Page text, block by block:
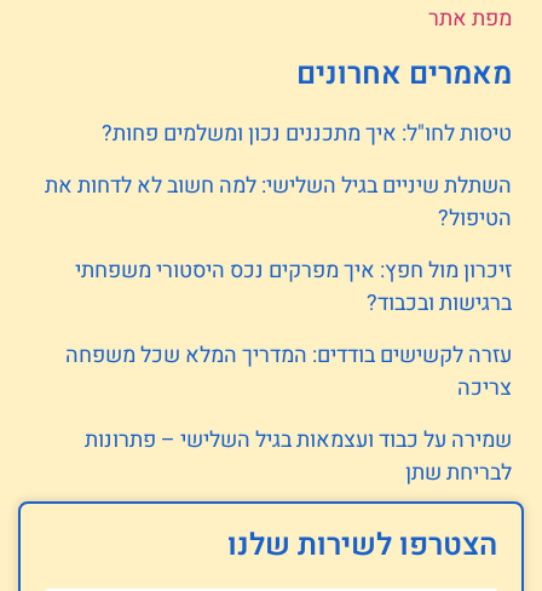
מפת אתר
מאמרים אחרונים
טיסות לחו"ל: איך מתכננים נכון ומשלמים פחות?
השתלת שיניים בגיל השלישי: למה חשוב לא לדחות את
הטיפול?
זיכרון מול חפץ: איך מפרקים נכס היסטורי משפחתי
ברגישות ובכבוד?
עזרה לקשישים בודדים: המדריך המלא שכל משפחה
צריכה
שמירה על כבוד ועצמאות בגיל השלישי – פתרונות
לבריחת שתן
הצטרפו לשירות שלנו